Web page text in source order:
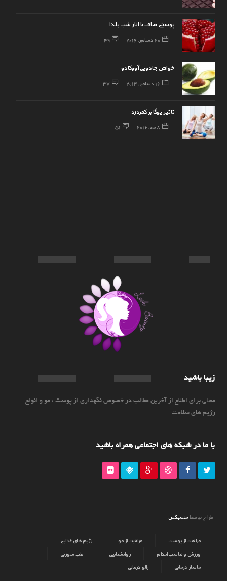
پوستی صاف با انار شب یلدا
20 دسامبر, 2016 49
خواص جادویی آووکادو
16 دسامبر, 2014 37
تاثير يوگا بر كمردرد
8 مه, 2016 51
زیبا باشید
محلی برای اطلاع از آخرین مطالب در خصوص نگهداری از پوست ، مو و انواع
رژیم های سلامت
با ما در شبکه های اجتماعی همراه باشید
طراح توسط منسیکس
مراقبت از پوست مراقبت از مو
رژیم های غذایی
ورزش و تناسب اندام
روانشناسی
طب سوزنی
ماساژ درمانی
زالو درمانی